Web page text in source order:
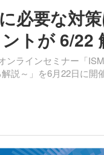
必要な対
トが 6/22
ラインセミナー「
説～」を6月22日に開